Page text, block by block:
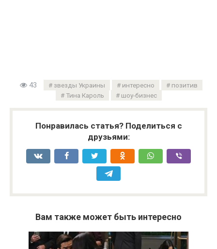
43 звезды Украины интересно
позитив
Тина Кароль
шоу-бизнес
Понравилась статья? Поделиться с
друзьями:
Вам также может быть интересно